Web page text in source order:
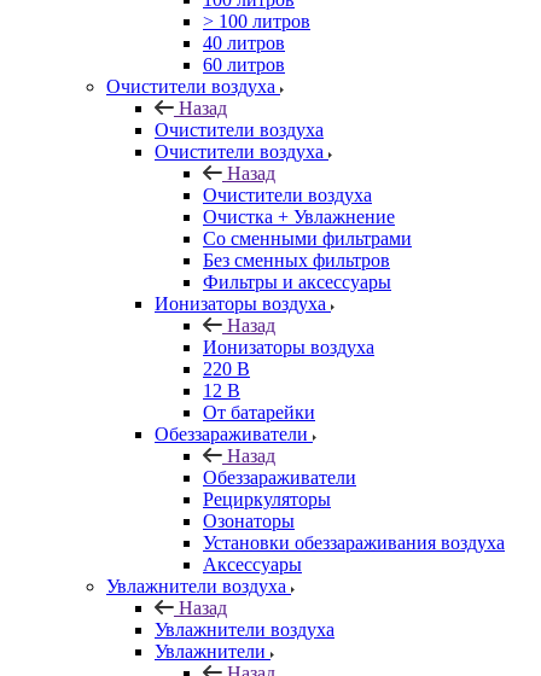
> 100 литров
40 литров
60 литров
Очистители воздуха
Назад
Очистители воздуха
Очистители воздуха
Назад
Очистители воздуха
Очистка + Увлажнение
Cо сменными фильтрами
Без сменных фильтров
Фильтры и аксессуары
Ионизаторы воздуха
Назад
Ионизаторы воздуха
220 В
12 В
От батарейки
Обеззараживатели
Назад
Обеззараживатели
Рециркуляторы
Озонаторы
Установки обеззараживания воздуха
Аксессуары
Увлажнители воздуха
Назад
Увлажнители воздуха
Увлажнители